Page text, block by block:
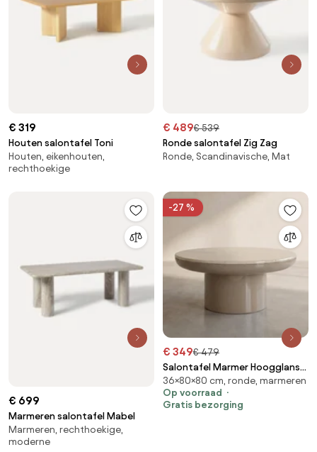
€ 319
Houten salontafel Toni
Houten, eikenhouten,
rechthoekige
€ 489€ 539
Ronde salontafel Zig Zag
Ronde, Scandinavische, Mat
€ 699
Marmeren salontafel Mabel
Marmeren, rechthoekige,
moderne
-27 %
€ 349€ 479
Salontafel Marmer Hoogglans
Rond - 80 X 80cm.
36×80×80 cm, ronde, marmeren
Op voorraad
Gratis bezorging